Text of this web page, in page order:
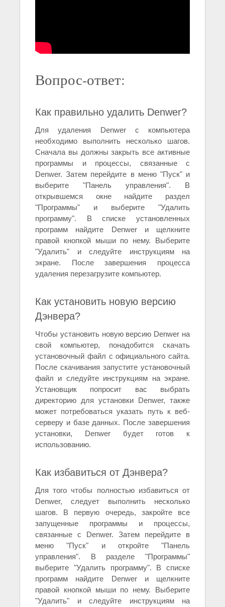
Вопрос-ответ:
Как правильно удалить Denwer?
Для удаления Denwer с компьютера
необходимо выполнить несколько шагов.
Сначала вы должны закрыть все активные
программы и процессы, связанные с
Denwer. Затем перейдите в меню "Пуск" и
выберите "Панель управления". В
открывшемся окне найдите раздел
"Программы" и выберите "Удалить
программу". В списке установленных
программ найдите Denwer и щелкните
правой кнопкой мыши по нему. Выберите
"Удалить" и следуйте инструкциям на
экране. После завершения процесса
удаления перезагрузите компьютер.
Как установить новую версию
Дэнвера?
Чтобы установить новую версию Denwer на
свой компьютер, понадобится скачать
установочный файл с официального сайта.
После скачивания запустите установочный
файл и следуйте инструкциям на экране.
Установщик попросит вас выбрать
директорию для установки Denwer, также
может потребоваться указать путь к веб-
серверу и базе данных. После завершения
установки, Denwer будет готов к
использованию.
Как избавиться от Дэнвера?
Для того чтобы полностью избавиться от
Denwer, следует выполнить несколько
шагов. В первую очередь, закройте все
запущенные программы и процессы,
связанные с Denwer. Затем перейдите в
меню "Пуск" и откройте "Панель
управления". В разделе "Программы"
выберите "Удалить программу". В списке
программ найдите Denwer и щелкните
правой кнопкой мыши по нему. Выберите
"Удалить" и следуйте инструкциям на